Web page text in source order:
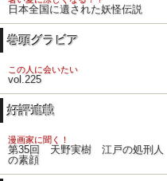
日本全国に遺された妖怪伝説
巻頭グラビア
この人に会いたい
vol.225
好評連載
漫画家に聞く！
第35回 天野実樹 江戸の処刑人
の素顔